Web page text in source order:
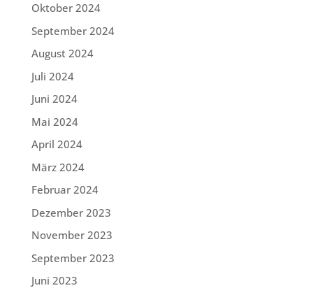
Oktober 2024
September 2024
August 2024
Juli 2024
Juni 2024
Mai 2024
April 2024
März 2024
Februar 2024
Dezember 2023
November 2023
September 2023
Juni 2023